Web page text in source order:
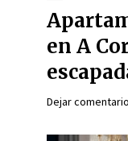
en A
Dejar comentario